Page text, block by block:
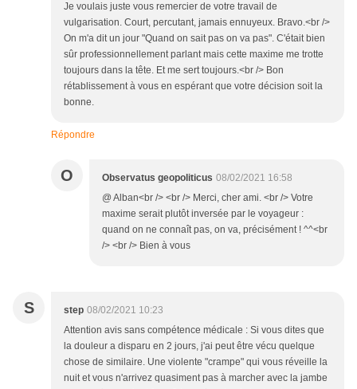
Je voulais juste vous remercier de votre travail de
vulgarisation. Court, percutant, jamais ennuyeux. Bravo.<br />
On m'a dit un jour "Quand on sait pas on va pas". C'était bien
sûr professionnellement parlant mais cette maxime me trotte
toujours dans la tête. Et me sert toujours.<br /> Bon
rétablissement à vous en espérant que votre décision soit la
bonne.
Répondre
O Observatus geopoliticus 08/02/2021 16:58
@ Alban<br /> <br /> Merci, cher ami. <br /> Votre
maxime serait plutôt inversée par le voyageur :
quand on ne connaît pas, on va, précisément ! ^^<br
/> <br /> Bien à vous
S step 08/02/2021 10:23
Attention avis sans compétence médicale : Si vous dites que
la douleur a disparu en 2 jours, j'ai peut être vécu quelque
chose de similaire. Une violente "crampe" qui vous réveille la
nuit et vous n'arrivez quasiment pas à marcher avec la jambe